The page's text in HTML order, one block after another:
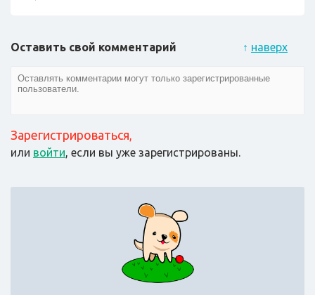
↑ наверх
Оставить свой комментарий
Зарегистрироваться,
или войти, если вы уже зарегистрированы.